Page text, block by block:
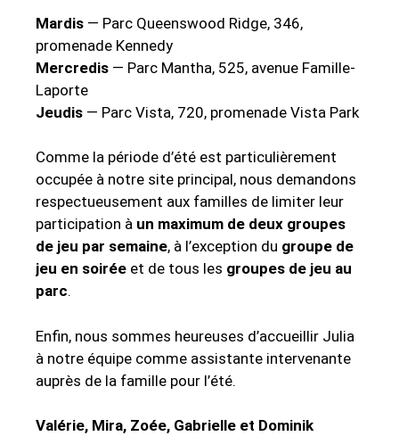
Mardis — Parc Queenswood Ridge, 346,
promenade Kennedy
Mercredis — Parc Mantha, 525, avenue Famille-
Laporte
Jeudis — Parc Vista, 720, promenade Vista Park
Comme la période d’été est particulièrement
occupée à notre site principal, nous demandons
respectueusement aux familles de limiter leur
participation à un maximum de deux groupes
de jeu par semaine, à l’exception du groupe de
jeu en soirée et de tous les groupes de jeu au
parc.
Enfin, nous sommes heureuses d’accueillir Julia
à notre équipe comme assistante intervenante
auprès de la famille pour l’été.
Valérie, Mira, Zoée, Gabrielle et Dominik